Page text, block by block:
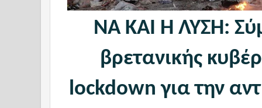
ΝΑ ΚΑΙ Η ΛΥΣΗ:
βρετανικής
lockdown για την